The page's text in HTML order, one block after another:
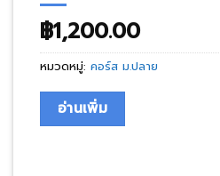
฿1,200.00
หมวดหมู่: คอร์ส ม.ปลาย
อ่านเพิ่ม